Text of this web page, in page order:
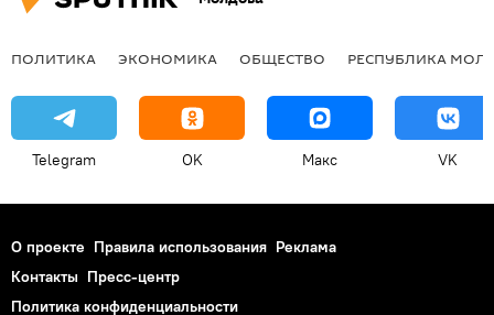
ПОЛИТИКА ЭКОНОМИКА ОБЩЕСТВО РЕСПУБЛИКА
Telegram OK Макс VK
О проекте Правила использования Реклама
Контакты Пресс-центр
Политика конфиденциальности